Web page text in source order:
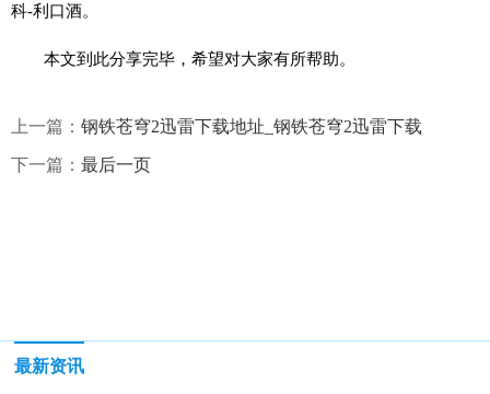
科-利口酒。
本文到此分享完毕，希望对大家有所帮助。
上一篇： 钢铁苍穹2迅雷下载地址_钢铁苍穹2迅雷下载
下一篇： 最后一页
最新资讯